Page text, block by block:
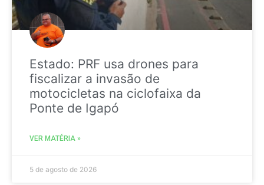
Estado: PRF usa drones para
fiscalizar a invasão de
motocicletas na ciclofaixa da
Ponte de Igapó
VER MATÉRIA »
5 de agosto de 2026